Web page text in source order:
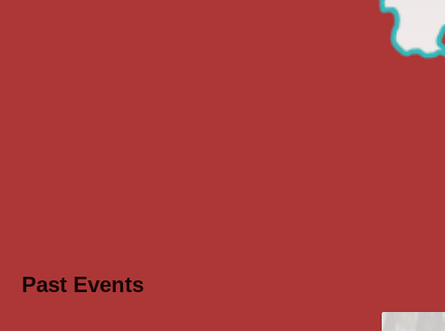
Past Events